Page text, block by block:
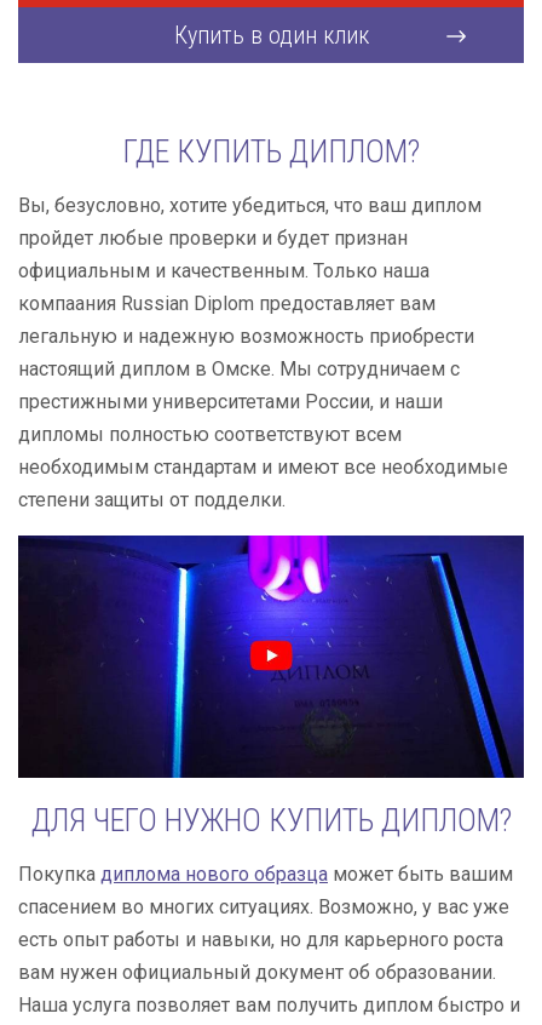
Купить в один клик
ГДЕ КУПИТЬ ДИПЛОМ?
Вы, безусловно, хотите убедиться, что ваш диплом
пройдет любые проверки и будет признан
официальным и качественным. Только наша
компаания Russian Diplom предоставляет вам
легальную и надежную возможность приобрести
настоящий диплом в Омске. Мы сотрудничаем с
престижными университетами России, и наши
дипломы полностью соответствуют всем
необходимым стандартам и имеют все необходимые
степени защиты от подделки.
ДЛЯ ЧЕГО НУЖНО КУПИТЬ ДИПЛОМ?
Покупка диплома нового образца может быть вашим
спасением во многих ситуациях. Возможно, у вас уже
есть опыт работы и навыки, но для карьерного роста
вам нужен официальный документ об образовании.
Наша услуга позволяет вам получить диплом быстро и